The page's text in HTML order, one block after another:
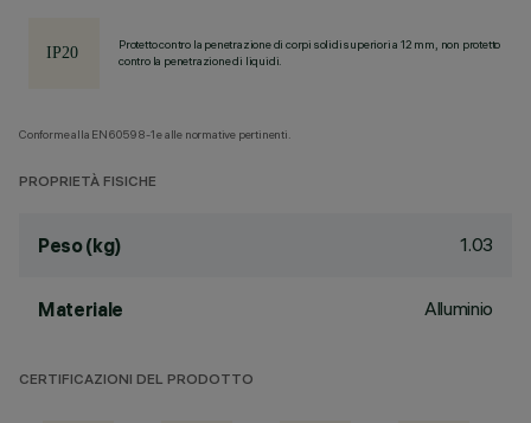
Protetto contro la penetrazione di corpi solidi superiori a 12 mm, non protetto
contro la penetrazione di liquidi.
Conforme alla EN60598-1 e alle normative pertinenti.
PROPRIETÀ FISICHE
Peso (kg) 1.03
Materiale Alluminio
CERTIFICAZIONI DEL PRODOTTO